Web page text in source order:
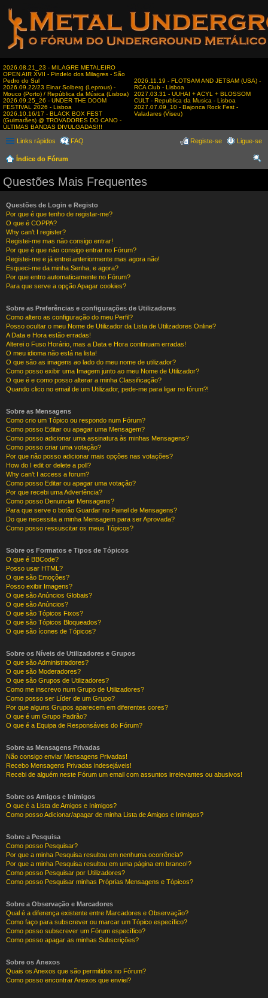
2026.08.21_23 - MILAGRE METALEIRO
OPEN AIR XVII - Pindelo dos Milagres - São
Pedro do Sul
2026.09.22/23 Einar Solberg (Leprous) -
Mouco (Porto) / República da Música (Lisboa)
2026.09.25_26 - UNDER THE DOOM
FESTIVAL 2026 - Lisboa
2026.10.16/17 - BLACK BOX FEST
(Guimarães) @ TROVADORES DO CANO -
ÚLTIMAS BANDAS DIVULGADAS!!!
2026.11.19 - FLOTSAM AND JETSAM (USA) -
RCA Club - Lisboa
2027.03.31 - UUHAI + ACYL + BLOSSOM
CULT - Republica da Musica - Lisboa
2027.07.09_10 - Bajonca Rock Fest -
Valadares (Viseu)
Links rápidos FAQ Ligue-se
Registe-se
Índice do Fórum
Questões Mais Frequentes
Questões de Login e Registo
Por que é que tenho de registar-me?
O que é COPPA?
Why can’t I register?
Registei-me mas não consigo entrar!
Por que é que não consigo entrar no Fórum?
Registei-me e já entrei anteriormente mas agora não!
Esqueci-me da minha Senha, e agora?
Por que entro automaticamente no Fórum?
Para que serve a opção Apagar cookies?
Sobre as Preferências e configurações de Utilizadores
Como altero as configuração do meu Perfil?
Posso ocultar o meu Nome de Utilizador da Lista de Utilizadores Online?
A Data e Hora estão erradas!
Alterei o Fuso Horário, mas a Data e Hora continuam erradas!
O meu idioma não está na lista!
O que são as imagens ao lado do meu nome de utilizador?
Como posso exibir uma Imagem junto ao meu Nome de Utilizador?
O que é e como posso alterar a minha Classificação?
Quando clico no email de um Utilizador, pede-me para ligar no fórum?!
Sobre as Mensagens
Como crio um Tópico ou respondo num Fórum?
Como posso Editar ou apagar uma Mensagem?
Como posso adicionar uma assinatura às minhas Mensagens?
Como posso criar uma votação?
Por que não posso adicionar mais opções nas votações?
How do I edit or delete a poll?
Why can’t I access a forum?
Como posso Editar ou apagar uma votação?
Por que recebi uma Advertência?
Como posso Denunciar Mensagens?
Para que serve o botão Guardar no Painel de Mensagens?
Do que necessita a minha Mensagem para ser Aprovada?
Como posso ressuscitar os meus Tópicos?
Sobre os Formatos e Tipos de Tópicos
O que é BBCode?
Posso usar HTML?
O que são Emoções?
Posso exibir Imagens?
O que são Anúncios Globais?
O que são Anúncios?
O que são Tópicos Fixos?
O que são Tópicos Bloqueados?
O que são ícones de Tópicos?
Sobre os Níveis de Utilizadores e Grupos
O que são Administradores?
O que são Moderadores?
O que são Grupos de Utilizadores?
Como me inscrevo num Grupo de Utilizadores?
Como posso ser Líder de um Grupo?
Por que alguns Grupos aparecem em diferentes cores?
O que é um Grupo Padrão?
O que é a Equipa de Responsáveis do Fórum?
Sobre as Mensagens Privadas
Não consigo enviar Mensagens Privadas!
Recebo Mensagens Privadas indesejáveis!
Recebi de alguém neste Fórum um email com assuntos irrelevantes ou abusivos!
Sobre os Amigos e Inimigos
O que é a Lista de Amigos e Inimigos?
Como posso Adicionar/apagar de minha Lista de Amigos e Inimigos?
Sobre a Pesquisa
Como posso Pesquisar?
Por que a minha Pesquisa resultou em nenhuma ocorrência?
Por que a minha Pesquisa resultou em uma página em branco!?
Como posso Pesquisar por Utilizadores?
Como posso Pesquisar minhas Próprias Mensagens e Tópicos?
Sobre a Observação e Marcadores
Qual é a diferença existente entre Marcadores e Observação?
Como faço para subscrever ou marcar um Tópico específico?
Como posso subscrever um Fórum específico?
Como posso apagar as minhas Subscrições?
Sobre os Anexos
Quais os Anexos que são permitidos no Fórum?
Como posso encontrar Anexos que enviei?